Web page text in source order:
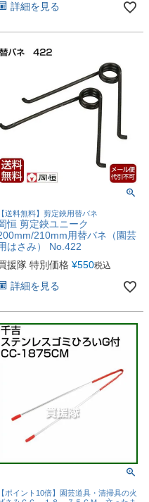
詳細を見る
【送料無料】剪定鋏用替バネ
恒 剪定鋏ユニーク
210mm用替バネ（園芸
はさみ） No.422
援隊 特別価格 ¥550税込
詳細を見る
【ポイント10倍】園芸道具・清掃具の火